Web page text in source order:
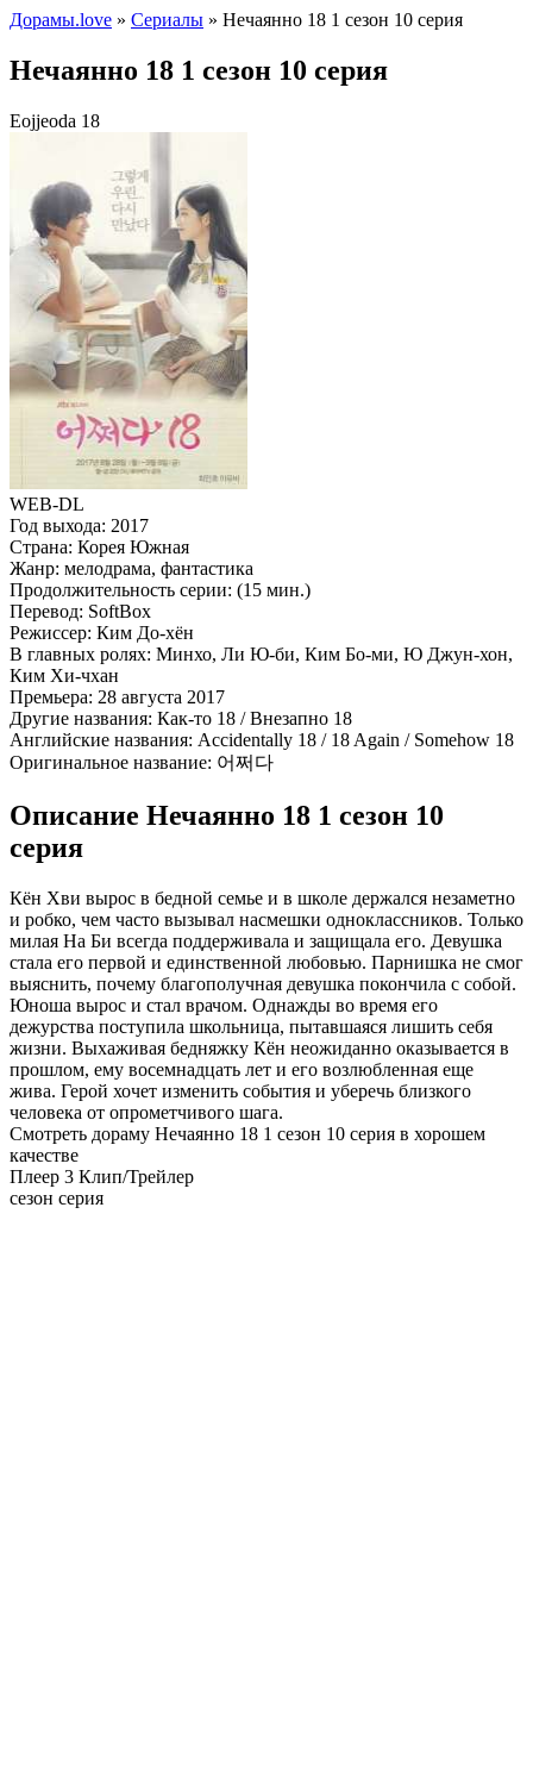
Дорамы.love » Сериалы » Нечаянно 18 1 сезон 10 серия
Нечаянно 18 1 сезон 10 серия
Eojjeoda 18
WEB-DL
Год выхода: 2017
Страна: Корея Южная
Жанр: мелодрама, фантастика
Продолжительность серии: (15 мин.)
Перевод: SoftBox
Режиссер: Ким До-хён
В главных ролях: Минхо, Ли Ю-би, Ким Бо-ми, Ю Джун-хон,
Ким Хи-чхан
Премьера: 28 августа 2017
Другие названия: Как-то 18 / Внезапно 18
Английские названия: Accidentally 18 / 18 Again / Somehow 18
Оригинальное название: 어쩌다
Описание Нечаянно 18 1 сезон 10
серия
Кён Хви вырос в бедной семье и в школе держался незаметно
и робко, чем часто вызывал насмешки одноклассников. Только
милая На Би всегда поддерживала и защищала его. Девушка
стала его первой и единственной любовью. Парнишка не смог
выяснить, почему благополучная девушка покончила с собой.
Юноша вырос и стал врачом. Однажды во время его
дежурства поступила школьница, пытавшаяся лишить себя
жизни. Выхаживая бедняжку Кён неожиданно оказывается в
прошлом, ему восемнадцать лет и его возлюбленная еще
жива. Герой хочет изменить события и уберечь близкого
человека от опрометчивого шага.
Смотреть дораму Нечаянно 18 1 сезон 10 серия в хорошем
качестве
Плеер 3 Клип/Трейлер
сезон серия